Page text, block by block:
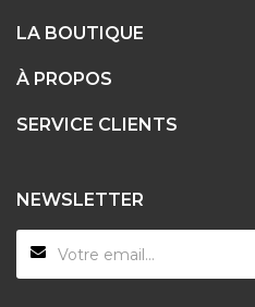
LA BOUTIQUE
À PROPOS
SERVICE CLIENTS
NEWSLETTER